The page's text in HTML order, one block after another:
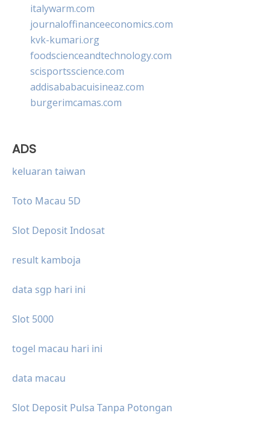
italywarm.com
journaloffinanceeconomics.com
kvk-kumari.org
foodscienceandtechnology.com
scisportsscience.com
addisababacuisineaz.com
burgerimcamas.com
ADS
keluaran taiwan
Toto Macau 5D
Slot Deposit Indosat
result kamboja
data sgp hari ini
Slot 5000
togel macau hari ini
data macau
Slot Deposit Pulsa Tanpa Potongan